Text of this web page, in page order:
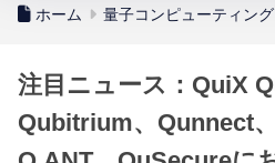
ホーム 量子コンピューティング
注目ニュース：QuiX
Qubitrium、Qunnect